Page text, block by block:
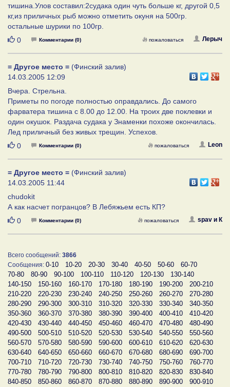
тишина.Улов составил:2судака один чуть больше кг, другой 0,5
кг,из приличных рыб можно отметить окуня на 500гр.
остальные шурики по 100гр.
Нравится
0 Комментарии (0) Лерыч
пожаловаться
= Другое место = (Финский залив)
14.03.2005 12:09
Вчера. Стрельна.
Приметы по погоде полностью оправдались. До самого
фарватера тишина с 8.00 до 12.00. На троих две поклевки и
один окушок. Раздача судака у Знаменки похоже окончилась.
Лед приличный без живых трещин. Успехов.
Нравится
0 Комментарии (0) Leon
пожаловаться
= Другое место = (Финский залив)
14.03.2005 11:44
chudokit
А как насчет погранцов? В Лебяжьем есть КП?
Нравится
0 Комментарии (0) spav и К
пожаловаться
Всего сообщений: 3866
Сообщения: 0-10 10-20 20-30 30-40 40-50 50-60
60-70
70-80
80-90 90-100 100-110 110-120 120-130
130-140
140-150
150-160 160-170 170-180 180-190 190-200
200-210
210-220
220-230 230-240 240-250 250-260 260-270
270-280
280-290
290-300 300-310 310-320 320-330 330-340
340-350
350-360
360-370 370-380 380-390 390-400 400-410
410-420
420-430
430-440 440-450 450-460 460-470 470-480
480-490
490-500
500-510 510-520 520-530 530-540 540-550
550-560
560-570
570-580 580-590 590-600 600-610 610-620
620-630
630-640
640-650 650-660 660-670 670-680 680-690
690-700
700-710
710-720 720-730 730-740 740-750 750-760
760-770
770-780
780-790 790-800 800-810 810-820 820-830
830-840
840-850
850-860 860-870 870-880 880-890 890-900 900-910